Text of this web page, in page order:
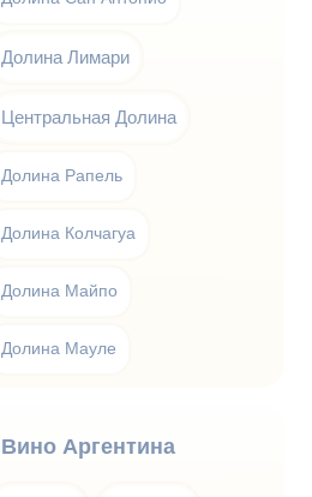
Долина Лимари
Центральная Долина
Долина Рапель
Долина Колчагуа
Долина Майпо
Долина Мауле
Вино Аргентина